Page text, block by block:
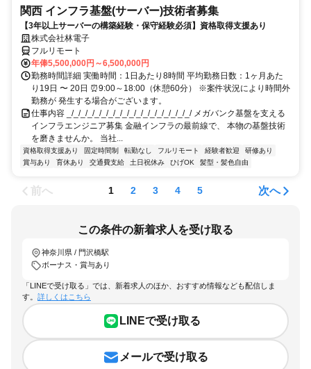
関西 インフラ基盤(サーバー)技術者募集
【3年以上サーバーの構築経験・保守経験必須】資格取得支援あり
株式会社林電子
フルリモート
年俸5,500,000円～6,500,000円
勤務時間詳細 実働時間：1日あたり8時間 平均勤務日数：1ヶ月あた
り19日 〜 20日 ⏰9:00～18:00（休憩60分） ※案件状況により時間外
勤務が 発生する場合がございます。
仕事内容 _/_/_/_/_/_/_/_/_/_/_/_/_/_/_/_/_/_/ メガバンク基盤を支える
インフラエンジニア募集 金融インフラの最前線で、 本物の基盤技術
を磨きませんか。 当社...
資格取得支援あり 固定時間制 転勤なし フルリモート 経験者歓迎
研修あり
賞与あり
育休あり 交通費支給 土日祝休み ひげOK 髪型・髪色自由
前へ 1 2 3 4 5 次へ
この条件の新着求人を受け取る
神奈川県 / 門沢橋駅
ボーナス・賞与あり
「LINEで受け取る」では、新着求人のほか、おすすめ情報なども配信しま
す。 詳しくはこちら
LINEで受け取る
メールで受け取る